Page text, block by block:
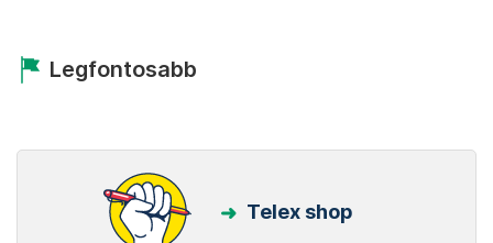
Legfontosabb
Telex shop